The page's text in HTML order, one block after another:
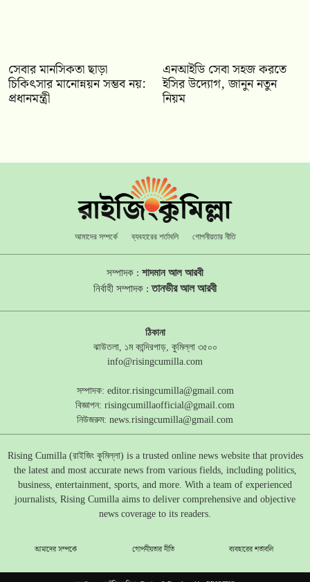
সেবার মানসিকতা ছাড়া
চিকিৎসার মানোন্নয়ন সম্ভব নয়:
প্রধানমন্ত্রী
এনআইডি সেবা সহজ করতে
ইসির উদ্যোগ, জানুন নতুন
নিয়ম
আমাদের সম্পর্কে ব্যবহারের শর্তাবলি গোপনীয়তার নীতি
সম্পাদক : শাদমান আল আরবী
নির্বাহী সম্পাদক :তানভীর আল আরবী
ঠিকানা
ঝাউতলা, ১ম কান্দিরপাড়, কুমিল্লা ৩৫০০
info@risingcumilla.com
সম্পাদক: editor.risingcumilla@gmail.com
বিজ্ঞাপন: risingcumillaofficial@gmail.com
নিউজরুম: news.risingcumilla@gmail.com
Rising Cumilla (রাইজিং কুমিল্লা) is a trusted online news website that provides
the latest and most accurate news from various fields, including politics,
business, entertainment, sports, and more. With a team of experienced
journalists, Rising Cumilla aims to deliver comprehensive and objective
news coverage to its readers.
আমাদের সম্পর্কে গোপনীয়তার নীতি ব্যবহারের শর্তাবলি